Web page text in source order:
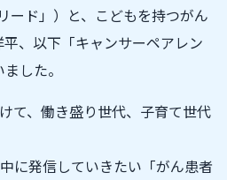
ード」）と、こどもを持つがん
、以下「キャンサーペアレン
した。
て、働き盛り世代、子育て世代
に発信していきたい「がん患者